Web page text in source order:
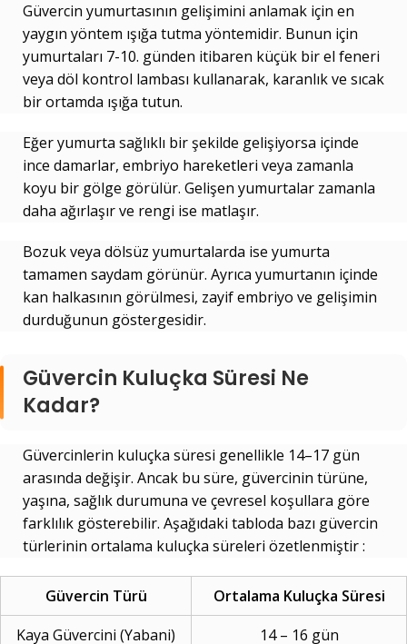
Güvercin yumurtasının gelişimini anlamak için en
yaygın yöntem ışığa tutma yöntemidir. Bunun için
yumurtaları 7-10. günden itibaren küçük bir el feneri
veya döl kontrol lambası kullanarak, karanlık ve sıcak
bir ortamda ışığa tutun.
Eğer yumurta sağlıklı bir şekilde gelişiyorsa içinde
ince damarlar, embriyo hareketleri veya zamanla
koyu bir gölge görülür. Gelişen yumurtalar zamanla
daha ağırlaşır ve rengi ise matlaşır.
Bozuk veya dölsüz yumurtalarda ise yumurta
tamamen saydam görünür. Ayrıca yumurtanın içinde
kan halkasının görülmesi, zayif embriyo ve gelişimin
durduğunun göstergesidir.
Güvercin Kuluçka Süresi Ne
Kadar?
Güvercinlerin kuluçka süresi genellikle 14–17 gün
arasında değişir. Ancak bu süre, güvercinin türüne,
yaşına, sağlık durumuna ve çevresel koşullara göre
farklılık gösterebilir. Aşağıdaki tabloda bazı güvercin
türlerinin ortalama kuluçka süreleri özetlenmiştir :
Güvercin Türü
Ortalama Kuluçka Süresi
Kaya Güvercini (Yabani)
14 – 16 gün